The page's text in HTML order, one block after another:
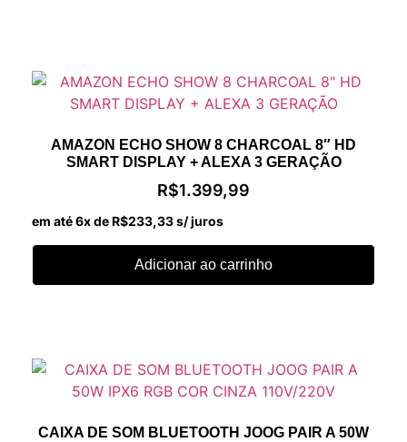
AMAZON ECHO SHOW 8 CHARCOAL 8″ HD
SMART DISPLAY + ALEXA 3 GERAÇÃO
R$1.399,99
em até 6x de R$233,33s/ juros
Adicionar ao carrinho
CAIXA DE SOM BLUETOOTH JOOG PAIR A 50W